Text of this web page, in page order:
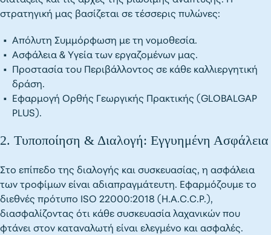
στρατηγική μας βασίζεται σε τέσσερις πυλώνες:
Απόλυτη Συμμόρφωση με τη νομοθεσία.
Ασφάλεια & Υγεία των εργαζομένων μας.
Προστασία του Περιβάλλοντος σε κάθε καλλιεργητική
δράση.
Εφαρμογή Ορθής Γεωργικής Πρακτικής (GLOBALGAP
PLUS).
2. Τυποποίηση & Διαλογή: Εγγυημένη Ασφάλεια
Στο επίπεδο της διαλογής και συσκευασίας, η ασφάλεια
των τροφίμων είναι αδιαπραγμάτευτη. Εφαρμόζουμε το
διεθνές πρότυπο ISO 22000:2018 (H.A.C.C.P.),
διασφαλίζοντας ότι κάθε συσκευασία λαχανικών που
φτάνει στον καταναλωτή είναι ελεγμένο και ασφαλές.